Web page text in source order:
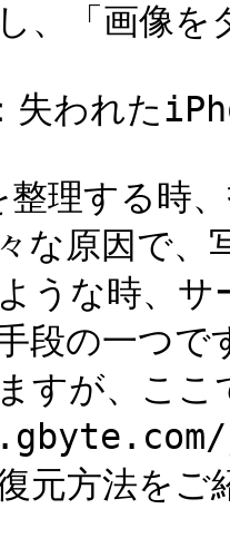
、「画像
失われた
理する時
な原因で
うな時、
段の一つ
ますが、
元方法をご